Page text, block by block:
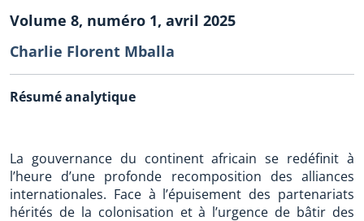
Volume 8, numéro 1, avril 2025
Charlie Florent Mballa
Résumé analytique
La gouvernance du continent africain se redéfinit à
l’heure d’une profonde recomposition des alliances
internationales. Face à l’épuisement des partenariats
hérités de la colonisation et à l’urgence de bâtir des